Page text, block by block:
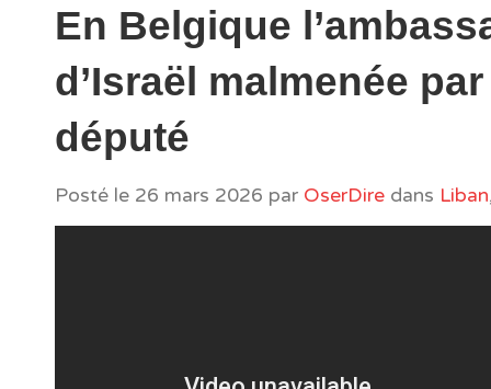
En Belgique
d’Israël malmenée
député
Posté le 26 mars 2026 par OserDire dans Liban